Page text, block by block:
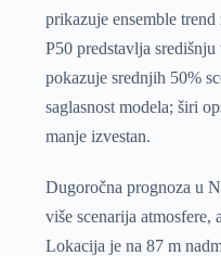
prikazuje ensemble
P50 predstavlja
pokazuje srednjih 50%
saglasnost modela; širi
manje izvestan.
Dugoročna prognoza u
više scenarija atmosfere,
Lokacija je na 87 m